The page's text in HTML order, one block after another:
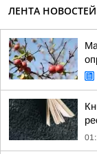
ЛЕНТА НОВОСТЕЙ